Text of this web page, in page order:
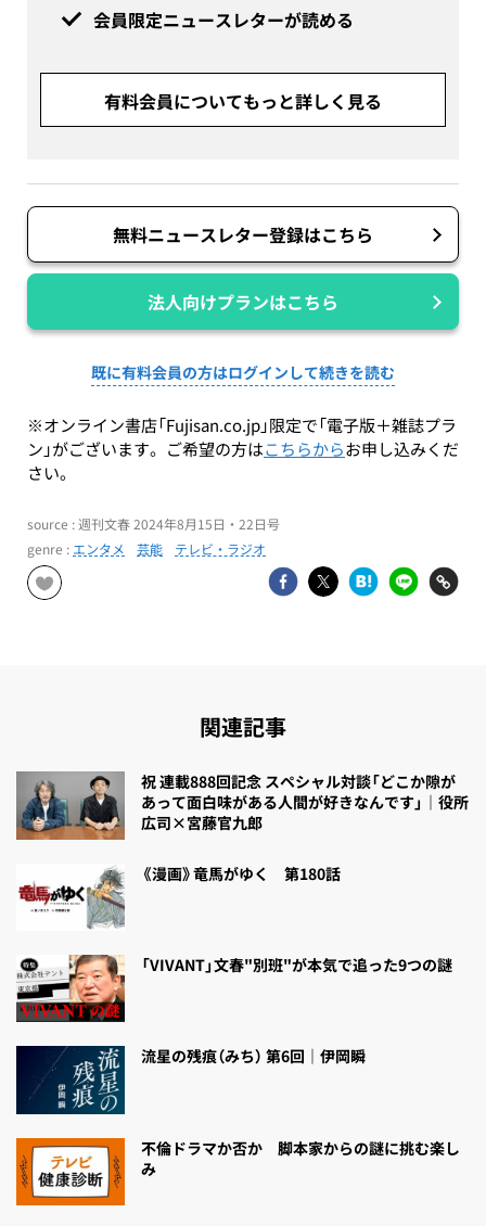
会員限定ニュースレターが読める
有料会員についてもっと詳しく見る
無料ニュースレター登録はこちら
法人向けプランはこちら
既に有料会員の方はログインして続きを読む
※オンライン書店「Fujisan.co.jp」限定で「電子版＋雑誌プラ
ン」がございます。ご希望の方はこちらからお申し込みくだ
さい。
source : 週刊文春 2024年8月15日・22日号
genre : エンタメ 芸能 テレビ・ラジオ
関連記事
祝 連載888回記念 スペシャル対談「どこか隙が
あって面白味がある人間が好きなんです」｜役所
広司×宮藤官九郎
《漫画》竜馬がゆく 第180話
「VIVANT」文春"別班"が本気で追った9つの謎
流星の残痕（みち） 第6回｜伊岡瞬
不倫ドラマか否か 脚本家からの謎に挑む楽し
み